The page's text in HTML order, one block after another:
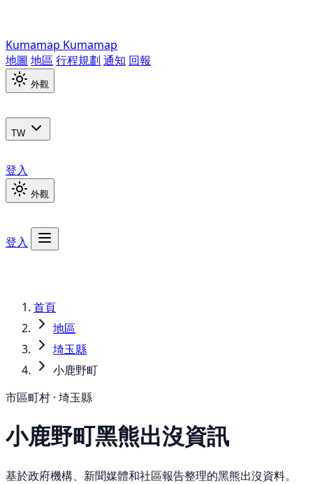
Kumamap Kumamap
地圖 地區 行程規劃 通知 回報
外觀
TW
登入
外觀
登入
首頁
地區
埼玉縣
小鹿野町
市區町村 · 埼玉縣
小鹿野町黑熊出沒資訊
基於政府機構、新聞媒體和社區報告整理的黑熊出沒資料。